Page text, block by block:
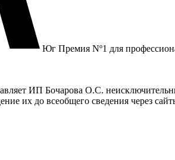
Юг Премия Nº1 для
ИП Бочарова О.С.
их до всеобщего сведения через